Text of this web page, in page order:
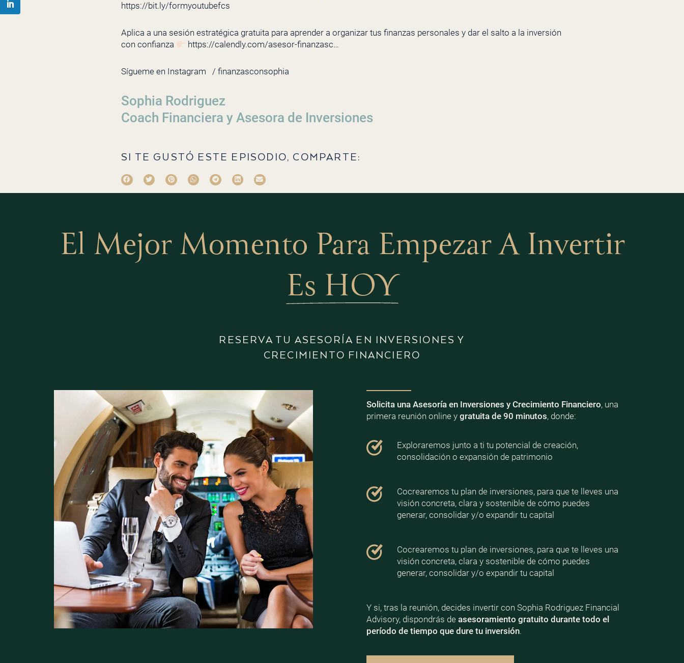
https://bit.ly/formyoutubefcs
Aplica a una sesión estratégica gratuita para aprender a organizar tus finanzas personales y dar el salto a la inversión
con confianza
https://calendly.com/asesor-finanzasc…
Sígueme en Instagram / finanzasconsophia
Sophia Rodriguez
Coach Financiera y Asesora de Inversiones
SI TE GUSTÓ ESTE EPISODIO, COMPARTE:
El Mejor Momento Para Empezar A Invertir
Es HOY
RESERVA TU ASESORÍA EN INVERSIONES Y
CRECIMIENTO FINANCIERO
Solicita una Asesoría en Inversiones y Crecimiento Financiero, una
primera reunión online ygratuita de 90 minutos, donde:
Exploraremos junto a ti tu potencial de creación,
consolidación o expansión de patrimonio
Cocrearemos tu plan de inversiones, para que te lleves una
visión concreta, clara y sostenible de cómo puedes
generar, consolidar y/o expandir tu capital
Cocrearemos tu plan de inversiones, para que te lleves una
visión concreta, clara y sostenible de cómo puedes
generar, consolidar y/o expandir tu capital
Y si, tras la reunión, decides invertir con Sophia Rodriguez Financial
Advisory, dispondrás deasesoramiento gratuito durante todo el
período de tiempo que dure tu inversión.